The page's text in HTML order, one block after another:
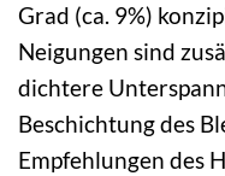
Grad (ca. 9%)
Neigungen sind
dichtere
Beschichtung des
Empfehlungen des